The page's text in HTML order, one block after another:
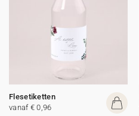
Flesetiketten
vanaf € 0,96